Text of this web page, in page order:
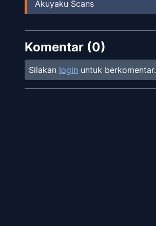
Akuyaku Scans
Komentar (0)
Silakan login untuk berkomentar.